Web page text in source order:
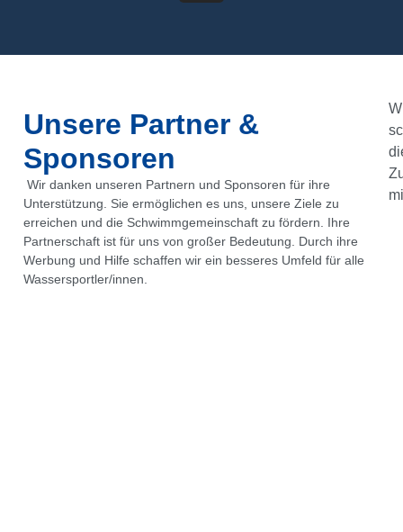
Unsere Partner &
Sponsoren
Wir danken unseren Partnern und Sponsoren für ihre
Unterstützung. Sie ermöglichen es uns, unsere Ziele zu
erreichen und die Schwimmgemeinschaft zu fördern. Ihre
Partnerschaft ist für uns von großer Bedeutung. Durch ihre
Werbung und Hilfe schaffen wir ein besseres Umfeld für alle
Wassersportler/innen.